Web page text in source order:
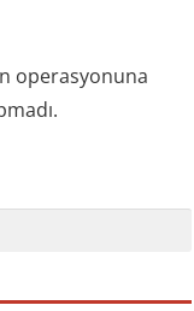
operasyonuna